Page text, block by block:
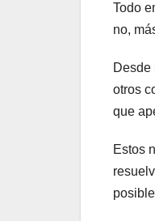
Todo
no,
Desde‍
otros
que
Estos